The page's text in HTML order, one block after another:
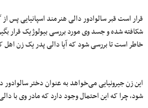
شکافته شده و جسد وی مورد بررسی بیولوژیک قرار
خاطر است تا بررسی شود که آیا دالی پدر یک زن اهل
این زن جیرونیایی می‌خواهد به عنوان دختر
شود، چرا که این احتمال وجود دارد که مادر وی با